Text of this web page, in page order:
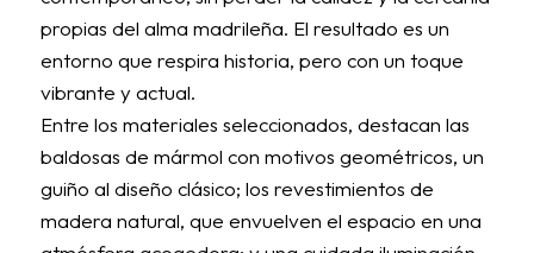
propias del alma madrileña. El resultado es un
entorno que respira historia, pero con un toque
vibrante y actual.
Entre los materiales seleccionados, destacan las
baldosas de mármol con motivos geométricos, un
guiño al diseño clásico; los revestimientos de
madera natural, que envuelven el espacio en una